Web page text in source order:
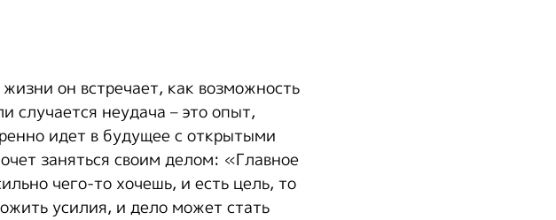
он встречает, как возможность
случается неудача – это опыт,
идет в будущее с открытыми
заняться своим делом: «Главное
чего-то хочешь, и есть цель, то
усилия, и дело может стать